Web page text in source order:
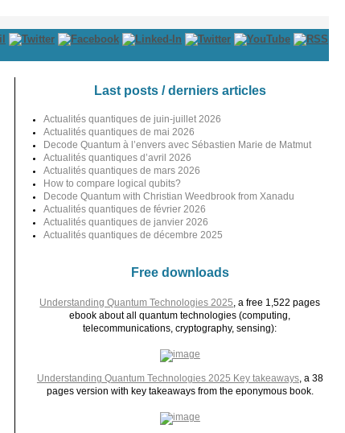
Last posts / derniers articles
Actualités quantiques de juin-juillet 2026
Actualités quantiques de mai 2026
Decode Quantum à l’envers avec Sébastien Marie de Matmut
Actualités quantiques d’avril 2026
Actualités quantiques de mars 2026
How to compare logical qubits?
Decode Quantum with Christian Weedbrook from Xanadu
Actualités quantiques de février 2026
Actualités quantiques de janvier 2026
Actualités quantiques de décembre 2025
Free downloads
Understanding Quantum Technologies 2025 , a free 1,522 pages
ebook about all quantum technologies (computing,
telecommunications, cryptography, sensing):
Understanding Quantum Technologies 2025 Key takeaways, a 38
pages version with key takeaways from the eponymous book.